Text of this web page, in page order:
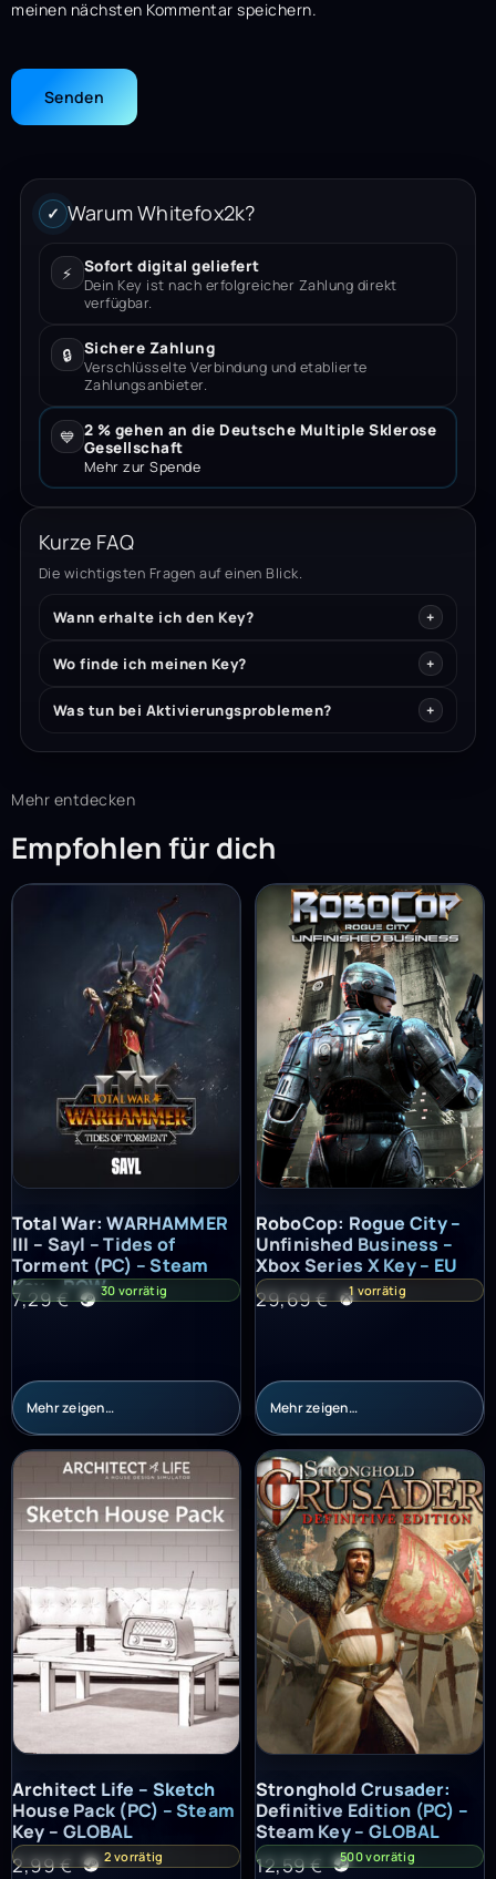
meinen nächsten Kommentar speichern.
✓ Warum Whitefox2k?
⚡ Sofort digital geliefert
Dein Key ist nach erfolgreicher Zahlung direkt
verfügbar.
🔒 Sichere Zahlung
Verschlüsselte Verbindung und etablierte
Zahlungsanbieter.
💙 2 % gehen an die Deutsche Multiple Sklerose
Gesellschaft
Mehr zur Spende
Kurze FAQ
Die wichtigsten Fragen auf einen Blick.
Wann erhalte ich den Key?
Wo finde ich meinen Key?
Was tun bei Aktivierungsproblemen?
Mehr entdecken
Empfohlen für dich
Total War: WARHAMMER III – Sayl – Tides of Torment (PC) –
Total War: WARHAMMER
III – Sayl – Tides of
Torment (PC) – Steam
Key – ROW
7,29€ 30 vorrätig
Mehr zeigen…
RoboCop: Rogue City –
RoboCop: Rogue City –
Unfinished Business –
Xbox Series X Key – EU
29,69€ 1 vorrätig
Mehr zeigen…
Architect Life – Sketch House Pack (PC) – Steam Key – GLOBAL
Architect Life – Sketch
House Pack (PC) – Steam
Key – GLOBAL
2,99€ 2 vorrätig
Stronghold Crusader: Definitive
Stronghold Crusader:
Definitive Edition (PC) –
Steam Key – GLOBAL
12,59€ 500 vorrätig